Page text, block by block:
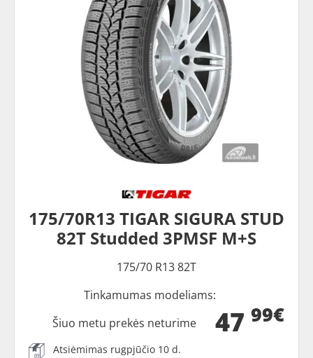
175/70R13 TIGAR SIGURA STUD
82T Studded 3PMSF M+S
175/70 R13 82T
Tinkamumas modeliams:
47 99€
Šiuo metu prekės neturime
Atsiėmimas rugpjūčio 10 d.